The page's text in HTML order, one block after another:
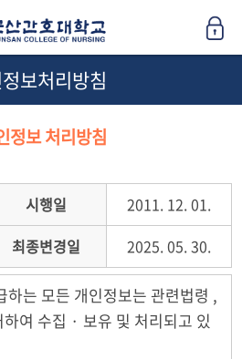
보처리방침
정보 처리방침
시행일
2011. 12. 01.
최종변경일
2025. 05. 30.
하는 모든 개인정보는 관련법령 ,
여 수집 · 보유 및 처리되고 있